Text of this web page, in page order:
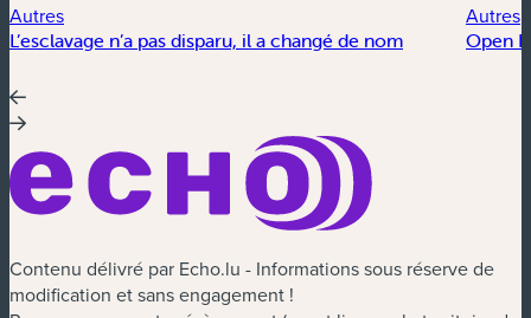
Autres
L’esclavage n’a pas disparu, il a changé de nom
Autres
Open
Contenu délivré par Echo.lu - Informations sous réserve de
modification et sans engagement !